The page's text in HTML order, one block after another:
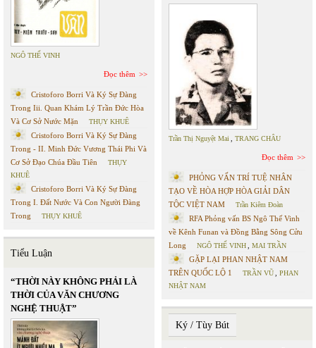
NGÔ THẾ VINH
Đọc thêm
Cristoforo Borri Và Ký Sự Đàng
Trong Iii. Quan Khám Lý Trần Đức Hòa
Và Cơ Sở Nước Mặn
THỤY KHUÊ
Cristoforo Borri Và Ký Sự Đàng
Trong - II. Minh Đức Vương Thái Phi Và
Cơ Sở Đạo Chúa Đầu Tiên
THỤY
KHUÊ
Cristoforo Borri Và Ký Sự Đàng
Trong I. Đất Nước Và Con Người Đàng
Trong
THỤY KHUÊ
Tiểu Luận
“THỜI NÀY KHÔNG PHẢI LÀ
THỜI CỦA VĂN CHƯƠNG
NGHỆ THUẬT”
Trần Thị Nguyệt Mai, TRANG CHÂU
Đọc thêm
PHỎNG VẤN TRÍ TUỆ NHÂN
TẠO VỀ HÒA HỢP HÒA GIẢI DÂN
TỘC VIỆT NAM
Trần Kiêm Đoàn
RFA Phỏng vấn BS Ngô Thế Vinh
về Kênh Funan và Đồng Bằng Sông Cửu
Long
NGÔ THẾ VINH, MAI TRẦN
GẶP LẠI PHAN NHẬT NAM
TRÊN QUỐC LỘ 1
TRẦN VŨ, PHAN
NHẬT NAM
Ký / Tùy Bút